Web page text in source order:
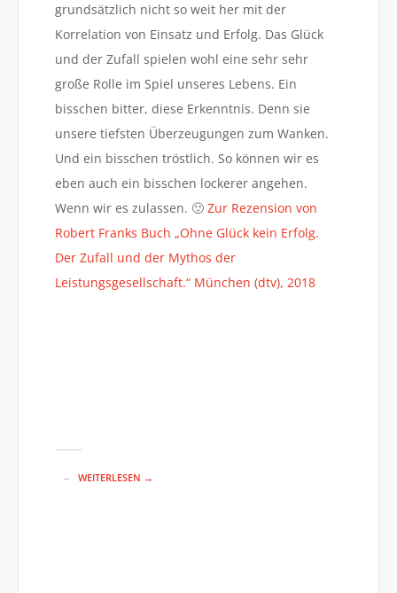
grundsätzlich nicht so weit her mit der
Korrelation von Einsatz und Erfolg. Das Glück
und der Zufall spielen wohl eine sehr sehr
große Rolle im Spiel unseres Lebens. Ein
bisschen bitter, diese Erkenntnis. Denn sie
unsere tiefsten Überzeugungen zum Wanken.
Und ein bisschen tröstlich. So können wir es
eben auch ein bisschen lockerer angehen.
Wenn wir es zulassen. 🙂Zur Rezension von
Robert Franks Buch „Ohne Glück kein Erfolg.
Der Zufall und der Mythos der
Leistungsgesellschaft.“ München (dtv), 2018
WEITERLESEN →